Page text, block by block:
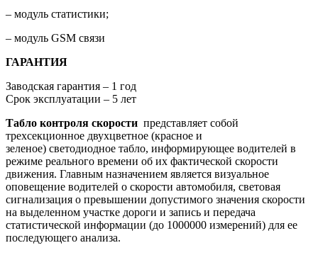
– модуль статистики;
– модуль GSM связи
ГАРАНТИЯ
Заводская гарантия – 1 год
Срок эксплуатации – 5 лет
Табло контроля скорости представляет собой
трехсекционное двухцветное (красное и
зеленое) светодиодное табло, информирующее водителей в
режиме реального времени об их фактической скорости
движения. Главным назначением является визуальное
оповещение водителей о скорости автомобиля, световая
сигнализация о превышении допустимого значения скорости
на выделенном участке дороги и запись и передача
статистической информации (до 1000000 измерений) для ее
последующего анализа.